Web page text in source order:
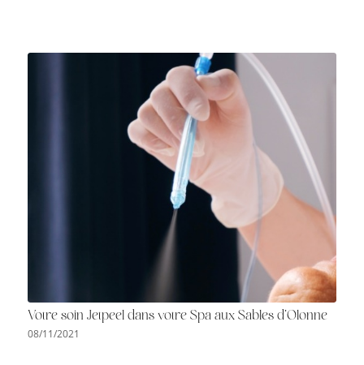
Votre soin Jetpeel dans votre Spa aux Sables d’Olonne
08/11/2021